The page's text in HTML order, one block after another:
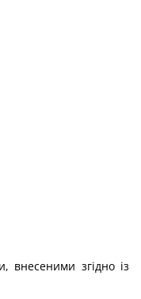
внесеними згідно із